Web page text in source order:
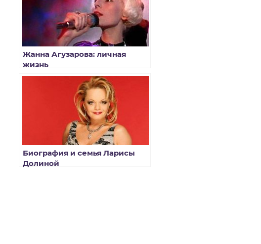
Жанна Агузарова: личная
жизнь
Биография и семья Ларисы
Долиной